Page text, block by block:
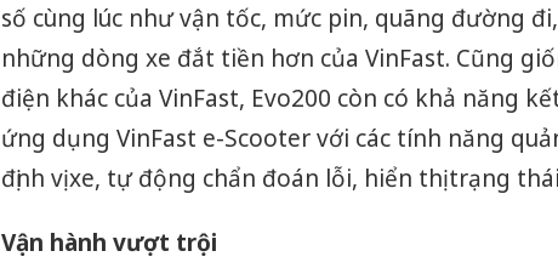
số cùng lúc như vận tốc, mức pin, quãng đường
những dòng xe đắt tiền hơn của VinFast. Cũng
điện khác của VinFast, Evo200 còn có khả năng
ứng dụng VinFast e-Scooter với các tính năng
định vị xe, tự động chẩn đoán lỗi, hiển thị trạng
Vận hành vượt trội